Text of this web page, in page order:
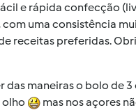
e rápida confecção
uma consistência
receitas preferidas.
das maneiras o bolo de
olho
mas nos açores